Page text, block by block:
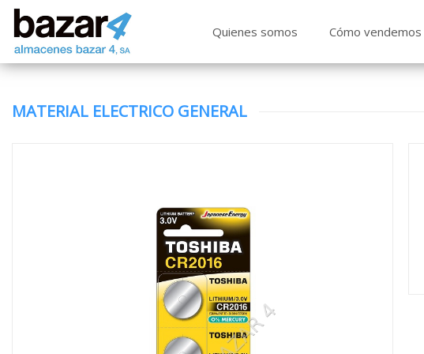
Quienes somos Cómo vendemos
MATERIAL ELECTRICO GENERAL